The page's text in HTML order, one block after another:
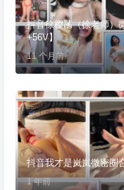
抖音徐樱菡（徐老师）
+56V】
11 个月前
抖音我才是岚岚微密圈
1 年前